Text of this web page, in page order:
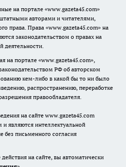
на портале «www.gazeta45.com»
авторами и читателями,
права. Права «www.gazeta45.com» на
законодательством о правах на
деятельности.
на портале «www.gazeta45.com»,
РФ об авторском
кем-либо в какой бы то ни было
распространению, переработке
правообладателя.
на сайте www.gazeta45.com
являются интеллектуальной
без письменного согласия
на сайте, вы автоматически